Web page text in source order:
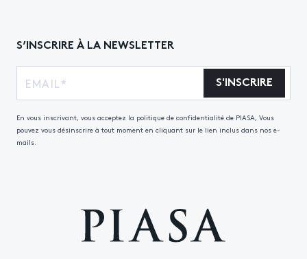
S’INSCRIRE À LA NEWSLETTER
S'INSCRIRE
En vous inscrivant, vous acceptez la politique de confidentialité de PIASA, Vous
pouvez vous désinscrire à tout moment en cliquant sur le lien inclus dans nos e-
mails.